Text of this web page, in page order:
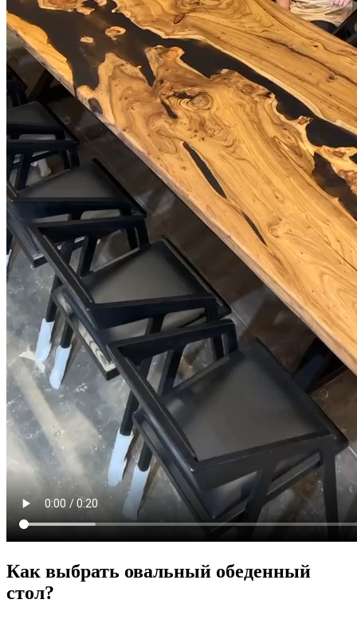
Как выбрать овальный обеденный
стол?